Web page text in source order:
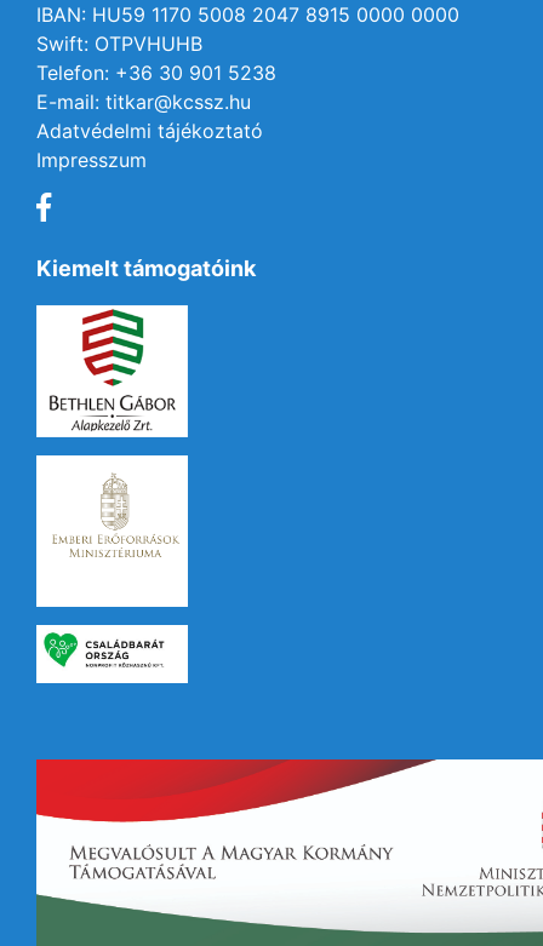
IBAN: HU59 1170 5008 2047 8915 0000 0000
Swift: OTPVHUHB
Telefon: +36 30 901 5238
E-mail: titkar@kcssz.hu
Adatvédelmi tájékoztató
Impresszum
Kiemelt támogatóink